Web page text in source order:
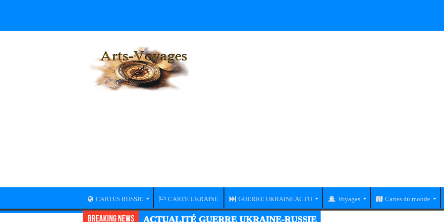
CARTES RUSSIE CARTE UKRAINE GUERRE UKRAINE ACTU Voyages Cartes du monde
Breaking News ACTUALITÉ GUERRE UKRAINE-RUSSIE